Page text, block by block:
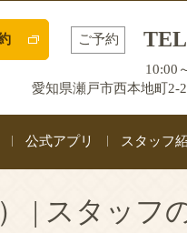
ご予約 TEL
10:00
愛知県瀬戸市西本地町2-
公式アプリ スタッフ
| スタッフ